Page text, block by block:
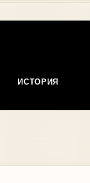
ИСТОРИЯ